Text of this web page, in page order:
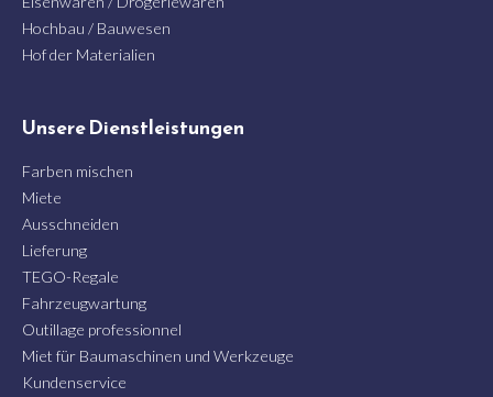
Hochbau / Bauwesen
Hof der Materialien
Unsere Dienstleistungen
Farben mischen
Miete
Ausschneiden
Lieferung
TEGO-Regale
Fahrzeugwartung
Outillage professionnel
Miet für Baumaschinen und Werkzeuge
Kundenservice